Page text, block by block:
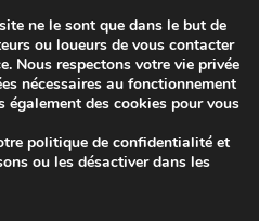
immo-visites
ne le sont que dans le but de
ou loueurs de vous contacter
Nous respectons votre vie privée
nécessaires au fonctionnement
des cookies pour vous
politique de confidentialité et
ou les désactiver dans les